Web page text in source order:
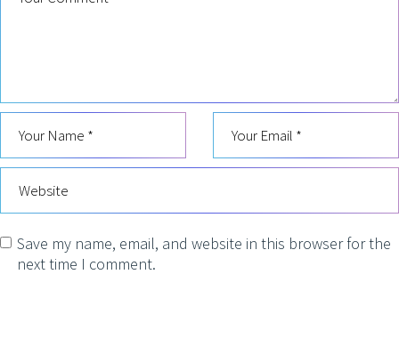
Save my name, email, and website in this browser for the
next time I comment.